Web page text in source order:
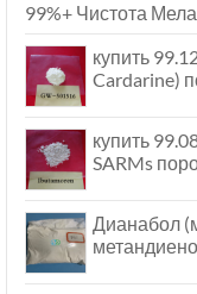
99%+ Чистота
купить
Cardarine)
купить
SARMs
Дианабол